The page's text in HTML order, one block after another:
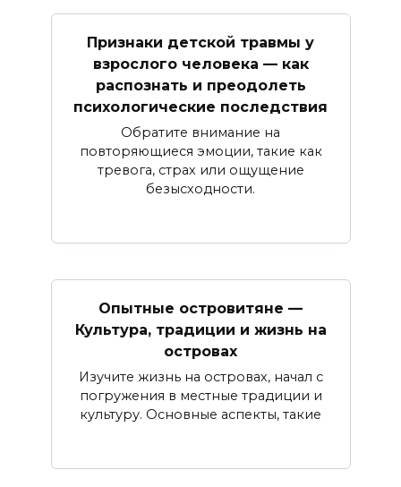
Признаки детской травмы у
взрослого человека — как
распознать и преодолеть
психологические последствия
Обратите внимание на
повторяющиеся эмоции, такие как
тревога, страх или ощущение
безысходности.
Опытные островитяне —
Культура, традиции и жизнь на
островах
Изучите жизнь на островах, начал с
погружения в местные традиции и
культуру. Основные аспекты, такие